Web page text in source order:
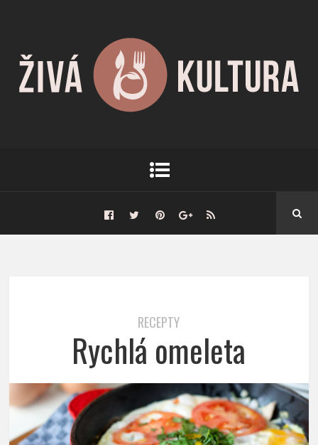
RECEPTY
Rychlá omeleta